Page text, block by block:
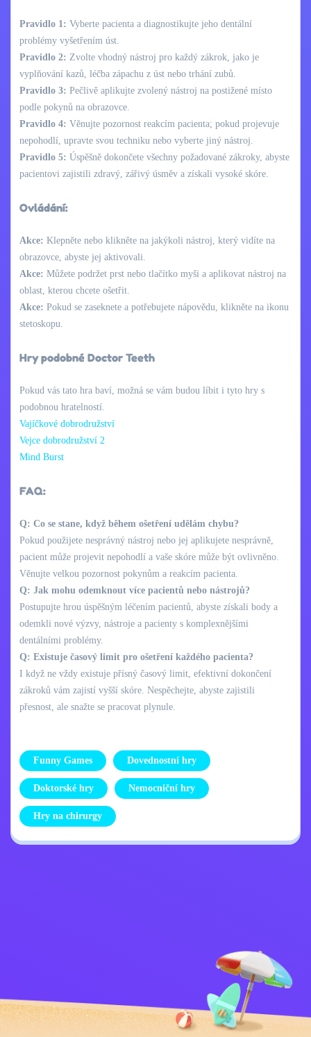
Pravidlo 1: Vyberte pacienta a diagnostikujte jeho dentální
problémy vyšetřením úst.
Pravidlo 2: Zvolte vhodný nástroj pro každý zákrok, jako je
vyplňování kazů, léčba zápachu z úst nebo trhání zubů.
Pravidlo 3: Pečlivě aplikujte zvolený nástroj na postižené místo
podle pokynů na obrazovce.
Pravidlo 4: Věnujte pozornost reakcím pacienta; pokud projevuje
nepohodlí, upravte svou techniku nebo vyberte jiný nástroj.
Pravidlo 5: Úspěšně dokončete všechny požadované zákroky, abyste
pacientovi zajistili zdravý, zářivý úsměv a získali vysoké skóre.
Ovládání:
Akce: Klepněte nebo klikněte na jakýkoli nástroj, který vidíte na
obrazovce, abyste jej aktivovali.
Akce: Můžete podržet prst nebo tlačítko myši a aplikovat nástroj na
oblast, kterou chcete ošetřit.
Akce: Pokud se zaseknete a potřebujete nápovědu, klikněte na ikonu
stetoskopu.
Hry podobné Doctor Teeth
Pokud vás tato hra baví, možná se vám budou líbit i tyto hry s
podobnou hratelností.
Vajíčkové dobrodružství
Vejce dobrodružství 2
Mind Burst
FAQ:
Q: Co se stane, když během ošetření udělám chybu?
Pokud použijete nesprávný nástroj nebo jej aplikujete nesprávně,
pacient může projevit nepohodlí a vaše skóre může být ovlivněno.
Věnujte velkou pozornost pokynům a reakcím pacienta.
Q: Jak mohu odemknout více pacientů nebo nástrojů?
Postupujte hrou úspěšným léčením pacientů, abyste získali body a
odemkli nové výzvy, nástroje a pacienty s komplexnějšími
dentálními problémy.
Q: Existuje časový limit pro ošetření každého pacienta?
I když ne vždy existuje přísný časový limit, efektivní dokončení
zákroků vám zajistí vyšší skóre. Nespěchejte, abyste zajistili
přesnost, ale snažte se pracovat plynule.
Funny Games Dovednostní hry
Doktorské hry Nemocniční hry
Hry na chirurgy